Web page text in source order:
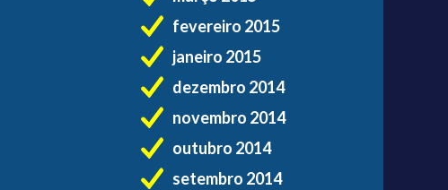
fevereiro 2015
janeiro 2015
dezembro 2014
novembro 2014
outubro 2014
setembro 2014